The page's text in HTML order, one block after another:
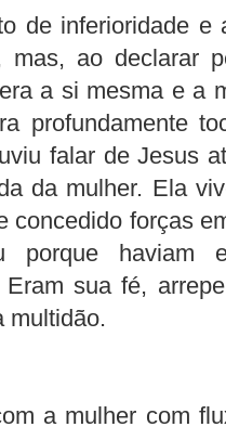
de inferioridade e
mas, ao declarar
a si mesma e a
profundamente
falar de Jesus
da mulher. Ela
concedido forças
porque haviam
sua fé,
multidão.
a mulher com